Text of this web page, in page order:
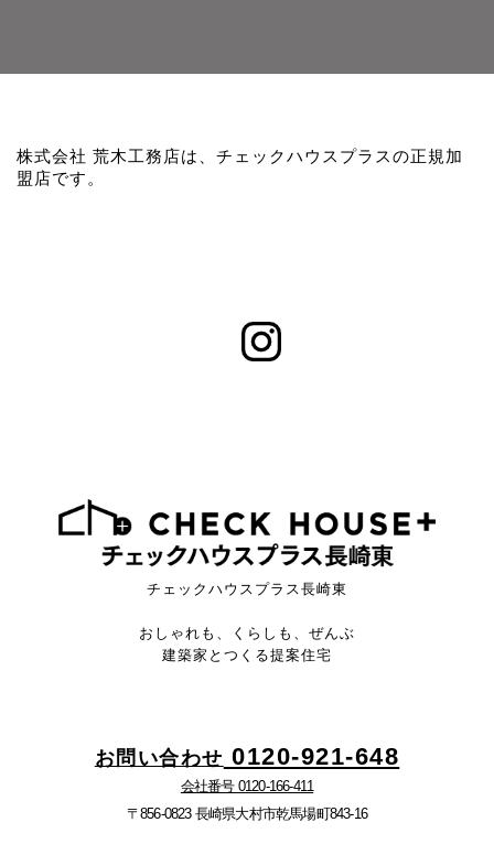
株式会社 荒木工務店は、チェックハウスプラスの正規加
盟店です。
チェックハウスプラス長崎東
おしゃれも、くらしも、ぜんぶ
建築家とつくる提案住宅
お問い合わせ 0120-921-648
会社番号 0120-166-411
〒856-0823 長崎県大村市乾馬場町843-16